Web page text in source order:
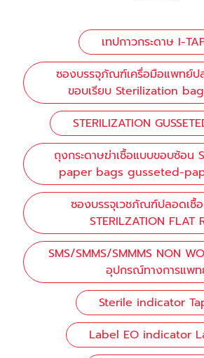
เทปกาวกระดาษ I-
ซองบรรจุภัณฑ์เครื่อมือแพทย์ป
ขอบเรียบ Sterilization
STERILIZATION
ถุงกระดาษฆ่าเชื้อแบบขอบซ้อน
paper bags gusseted-
ซองบรรจุเวชภัณฑ์ปลอดเชื้
STERILZATION FLAT
SMS/SMMS/SMMMS NON
อุปกรณ์ทางการแพ
Sterile indicator
Label EO indicator